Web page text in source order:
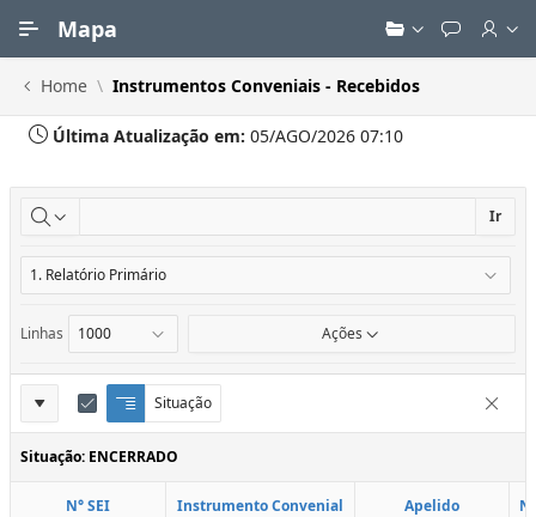
Mapa
Home Instrumentos Conveniais - Recebidos
Última Atualização em: 05/AGO/2026 07:10
Ir
Linhas Ações
Definições
do
Relatório
Situação
Q
u
e
b
E
d
i
t
Situação: ENCERRADO
N° SEI Instrumento Convenial Apelido